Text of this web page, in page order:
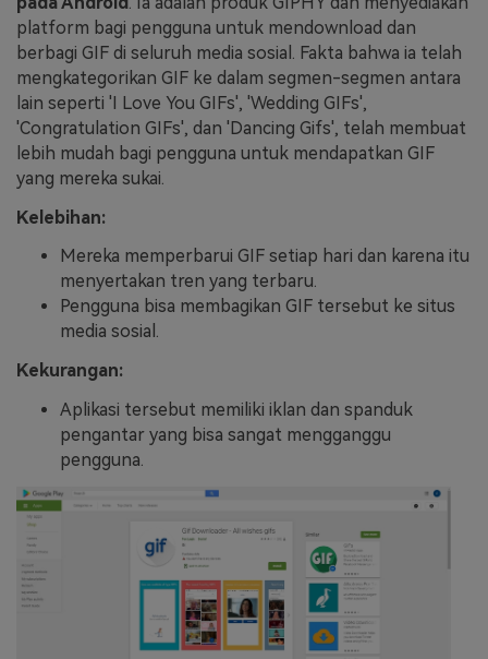
platform bagi pengguna untuk mendownload dan
berbagi GIF di seluruh media sosial. Fakta bahwa ia telah
mengkategorikan GIF ke dalam segmen-segmen antara
lain seperti 'I Love You GIFs', 'Wedding GIFs',
'Congratulation GIFs', dan 'Dancing Gifs', telah membuat
lebih mudah bagi pengguna untuk mendapatkan GIF
yang mereka sukai.
Kelebihan:
Mereka memperbarui GIF setiap hari dan karena itu
menyertakan tren yang terbaru.
Pengguna bisa membagikan GIF tersebut ke situs
media sosial.
Kekurangan:
Aplikasi tersebut memiliki iklan dan spanduk
pengantar yang bisa sangat mengganggu
pengguna.